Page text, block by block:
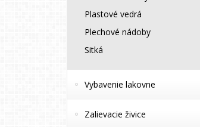
Plastové vedrá
Plechové nádoby
Sitká
Vybavenie lakovne
Zalievacie živice